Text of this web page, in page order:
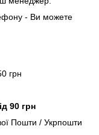
- Ви можете
грн
90 грн
Пошти / Укрпошти